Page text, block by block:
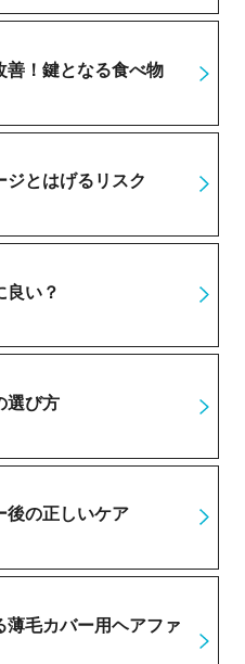
善！鍵となる食べ物
ジとはげるリスク
良い？
選び方
後の正しいケア
薄毛カバー用ヘアファ